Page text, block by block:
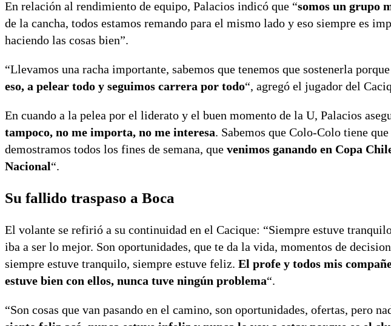
En relación al rendimiento de equipo, Palacios indicó que “somos un grupo
de la cancha, todos estamos remando para el mismo lado y eso siempre es
haciendo las cosas bien”.
“Llevamos una racha importante, sabemos que tenemos que sostenerla
eso, a pelear todo y seguimos carrera por todo“, agregó el jugador del
En cuando a la pelea por el liderato y el buen momento de la U, Palacios
tampoco, no me importa, no me interesa. Sabemos que Colo-Colo tiene
demostramos todos los fines de semana, que venimos ganando en Copa
Nacional“.
Su fallido traspaso a Boca
El volante se refirió a su continuidad en el Cacique: “Siempre estuve
iba a ser lo mejor. Son oportunidades, que te da la vida, momentos de
siempre estuve tranquilo, siempre estuve feliz. El profe y todos mis
estuve bien con ellos, nunca tuve ningún problema“.
“Son cosas que van pasando en el camino, son oportunidades, ofertas, pero